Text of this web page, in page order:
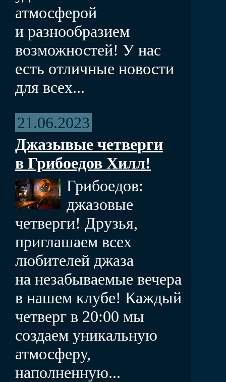
атмосферой
и разнообразием
возможностей! У нас
есть отличные новости
для всех...
21.06.2023
Джазывые четверги
в Грибоедов Хилл!
Грибоедов:
джазовые
четверги! Друзья,
приглашаем всех
любителей джаза
на незабываемые вечера
в нашем клубе! Каждый
четверг в 20:00 мы
создаем уникальную
атмосферу,
наполненную...